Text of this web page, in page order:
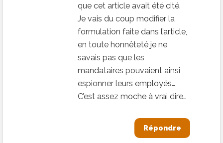
que cet article avait été cité.
Je vais du coup modifier la
formulation faite dans l’article,
en toute honnêteté je ne
savais pas que les
mandataires pouvaient ainsi
espionner leurs employés…
C’est assez moche à vrai dire…
Répondre